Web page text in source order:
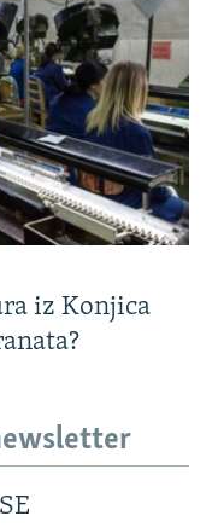
iz Konjica